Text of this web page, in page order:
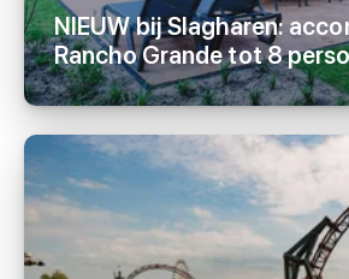
NIEUW bij Slagharen:
Rancho Grande tot 8